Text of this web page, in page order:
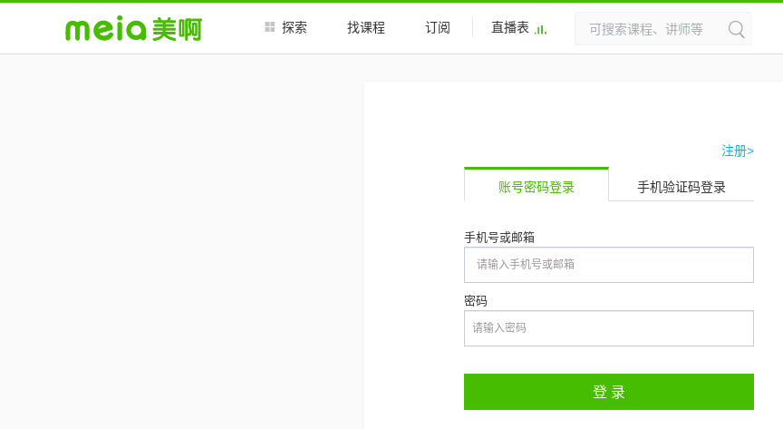
探索 找课程 订阅 直播表
注册>
账号密码登录 手机验证码登录
手机号或邮箱
密码
登 录